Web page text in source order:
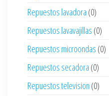
Repuestos lavadora (0)
Repuestos lavavajillas (0)
Repuestos microondas (0)
Repuestos secadora (0)
Repuestos television (0)